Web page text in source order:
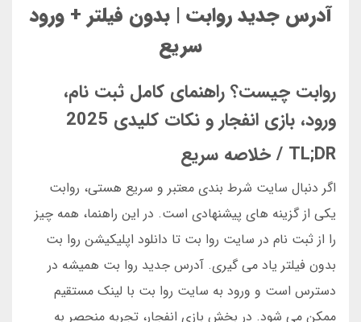
آدرس جدید روابت | بدون فیلتر + ورود
سریع
روابت چیست؟ راهنمای کامل ثبت نام،
ورود، بازی انفجار و نکات کلیدی 2025
TL;DR / خلاصه سریع
اگر دنبال سایت شرط بندی معتبر و سریع هستی، روابت
یکی از گزینه های پیشنهادی است. در این راهنما، همه چیز
را از ثبت نام در سایت روا بت تا دانلود اپلیکیشن روا بت
بدون فیلتر یاد می گیری. آدرس جدید روا بت همیشه در
دسترس است و ورود به سایت روا بت با لینک مستقیم
ممکن می شود. در بخش بازی انفجار، تجربه منحصر به